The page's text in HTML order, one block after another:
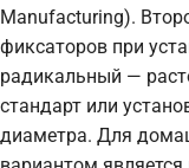
Manufacturing).
фиксаторов при
радикальный —
стандарт или
диаметра. Для